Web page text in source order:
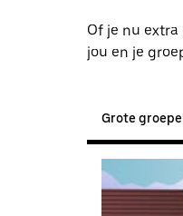
Of je nu
jou en je
Grote